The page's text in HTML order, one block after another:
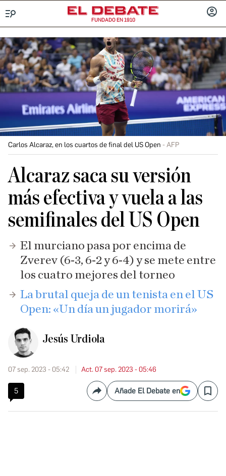
FUNDADO EN 1910
Carlos Alcaraz, en los cuartos de final del US Open AFP
Alcaraz saca su versión
más efectiva y vuela a las
semifinales del US Open
El murciano pasa por encima de
Zverev (6-3, 6-2 y 6-4) y se mete entre
los cuatro mejores del torneo
La brutal queja de un tenista en el US
Open: «Un día un jugador morirá»
Jesús Urdiola
07 sep. 2023 - 05:42 Act. 07 sep. 2023 - 05:46
5 CompartirAñade El Debate en Save